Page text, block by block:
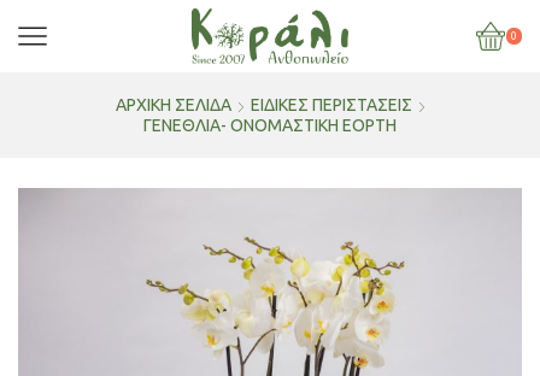
0
ΑΡΧΙΚΉ ΣΕΛΊΔΑ
ΕΙΔΙΚΕΣ ΠΕΡΙΣΤΑΣΕΙΣ
ΓΕΝΈΘΛΙΑ- ΟΝΟΜΑΣΤΙΚΉ ΕΟΡΤΉ